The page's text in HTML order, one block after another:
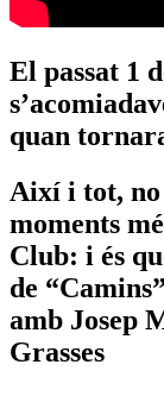
El passat 1
quan
Així i tot, no
moments
Club: i és
de
amb Josep
Grasses